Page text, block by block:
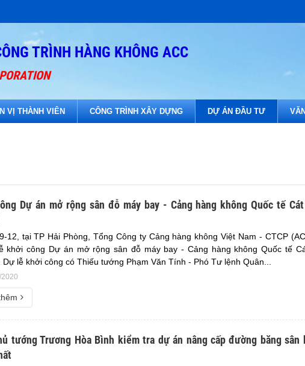
TRÌNH HÀNG KHÔNG ACC
VỊ THÀNH VIÊN CÔNG TRÌNH XÂY DỰNG DỰ ÁN ĐẦU TƯ
Dự án mở rộng sân đỗ máy bay - Cảng hàng không Quốc tế
12, tại TP Hải Phòng, Tổng Công ty Cảng hàng không Việt Nam - CTCP
khởi công Dự án mở rộng sân đỗ máy bay - Cảng hàng không Quốc tế
Dự lễ khởi công có Thiếu tướng Phạm Văn Tính - Phó Tư lệnh Quân...
tướng Trương Hòa Bình kiểm tra dự án nâng cấp đường băng sân